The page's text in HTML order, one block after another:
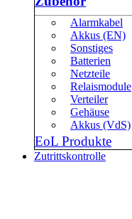
Alarmkabel
Akkus (EN)
Sonstiges
Batterien
Netzteile
Relaismodule
Verteiler
Gehäuse
Akkus (VdS)
EoL Produkte
Zutrittskontrolle